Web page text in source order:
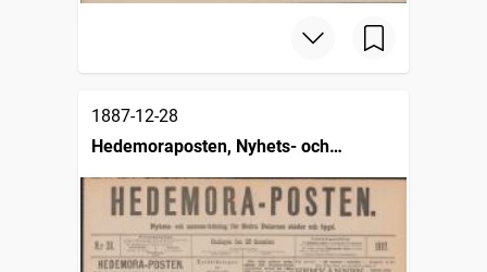
1887-12-28
Hedemoraposten, Nyhets- och
annonstidning för Södra Dalarnes
städer och bygd